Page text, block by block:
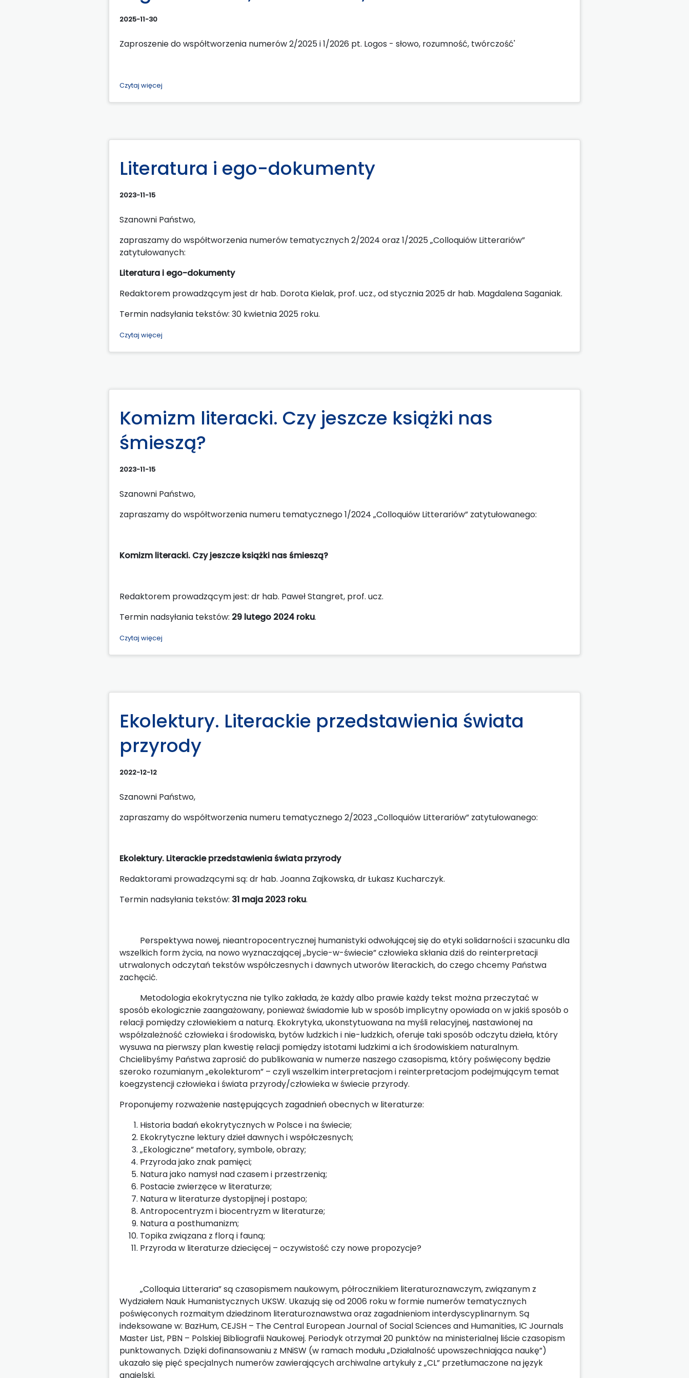
2025-11-30
Zaproszenie do współtworzenia numerów 2/2025 i 1/2026 pt. Logos - słowo, rozumność, twórczość'
Czytaj więcej
Literatura i ego-dokumenty
2023-11-15
Szanowni Państwo,
zapraszamy do współtworzenia numerów tematycznych 2/2024 oraz 1/2025 „Colloquiów Litterariów”
zatytułowanych:
Literatura i ego-dokumenty
Redaktorem prowadzącym jest dr hab. Dorota Kielak, prof. ucz., od stycznia 2025 dr hab. Magdalena Saganiak.
Termin nadsyłania tekstów: 30 kwietnia 2025 roku.
Czytaj więcej
Komizm literacki. Czy jeszcze książki nas
śmieszą?
2023-11-15
Szanowni Państwo,
zapraszamy do współtworzenia numeru tematycznego 1/2024 „Colloquiów Litterariów” zatytułowanego:
Komizm literacki. Czy jeszcze książki nas śmieszą?
Redaktorem prowadzącym jest: dr hab. Paweł Stangret, prof. ucz.
Termin nadsyłania tekstów: 29 lutego 2024 roku.
Czytaj więcej
Ekolektury. Literackie przedstawienia świata
przyrody
2022-12-12
Szanowni Państwo,
zapraszamy do współtworzenia numeru tematycznego 2/2023 „Colloquiów Litterariów” zatytułowanego:
Ekolektury. Literackie przedstawienia świata przyrody
Redaktorami prowadzącymi są: dr hab. Joanna Zajkowska, dr Łukasz Kucharczyk.
Termin nadsyłania tekstów: 31 maja 2023 roku.
Perspektywa nowej, nieantropocentrycznej humanistyki odwołującej się do etyki solidarności i szacunku dla
wszelkich form życia, na nowo wyznaczającej ,,bycie-w-świecie” człowieka skłania dziś do reinterpretacji
utrwalonych odczytań tekstów współczesnych i dawnych utworów literackich, do czego chcemy Państwa
zachęcić.
Metodologia ekokrytyczna nie tylko zakłada, że każdy albo prawie każdy tekst można przeczytać w
sposób ekologicznie zaangażowany, ponieważ świadomie lub w sposób implicytny opowiada on w jakiś sposób o
relacji pomiędzy człowiekiem a naturą. Ekokrytyka, ukonstytuowana na myśli relacyjnej, nastawionej na
współzależność człowieka i środowiska, bytów ludzkich i nie-ludzkich, oferuje taki sposób odczytu dzieła, który
wysuwa na pierwszy plan kwestię relacji pomiędzy istotami ludzkimi a ich środowiskiem naturalnym.
Chcielibyśmy Państwa zaprosić do publikowania w numerze naszego czasopisma, który poświęcony będzie
szeroko rozumianym „ekolekturom” – czyli wszelkim interpretacjom i reinterpretacjom podejmującym temat
koegzystencji człowieka i świata przyrody/człowieka w świecie przyrody.
Proponujemy rozważenie następujących zagadnień obecnych w literaturze:
Historia badań ekokrytycznych w Polsce i na świecie;
Ekokrytyczne lektury dzieł dawnych i współczesnych;
„Ekologiczne” metafory, symbole, obrazy;
Przyroda jako znak pamięci;
Natura jako namysł nad czasem i przestrzenią;
Postacie zwierzęce w literaturze;
Natura w literaturze dystopijnej i postapo;
Antropocentryzm i biocentryzm w literaturze;
Natura a posthumanizm;
Topika związana z florą i fauną;
Przyroda w literaturze dziecięcej – oczywistość czy nowe propozycje?
„Colloquia Litteraria” są czasopismem naukowym, półrocznikiem literaturoznawczym, związanym z
Wydziałem Nauk Humanistycznych UKSW. Ukazują się od 2006 roku w formie numerów tematycznych
poświęconych rozmaitym dziedzinom literaturoznawstwa oraz zagadnieniom interdyscyplinarnym. Są
indeksowane w: BazHum, CEJSH – The Central European Journal of Social Sciences and Humanities, IC Journals
Master List, PBN – Polskiej Bibliografii Naukowej. Periodyk otrzymał 20 punktów na ministerialnej liście czasopism
punktowanych. Dzięki dofinansowaniu z MNiSW (w ramach modułu „Działalność upowszechniająca naukę”)
ukazało się pięć specjalnych numerów zawierających archiwalne artykuły z „CL” przetłumaczone na język
angielski.